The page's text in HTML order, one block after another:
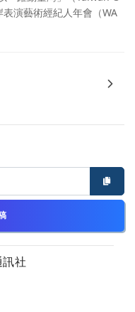
演藝術經紀人年會（WA
社